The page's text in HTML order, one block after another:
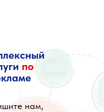
по
нам,